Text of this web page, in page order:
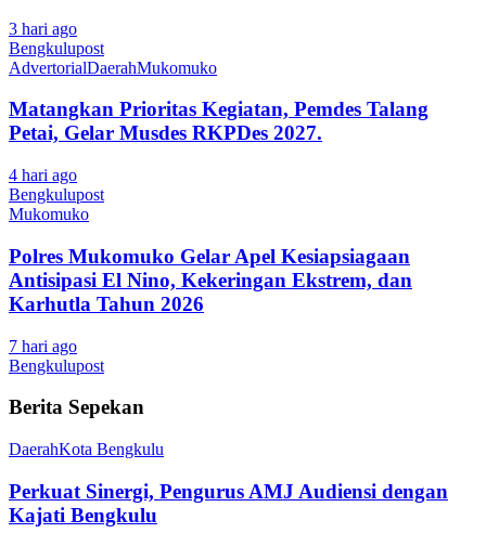
3 hari ago
Bengkulupost
AdvertorialDaerahMukomuko
Matangkan Prioritas Kegiatan, Pemdes Talang
Petai, Gelar Musdes RKPDes 2027.
4 hari ago
Bengkulupost
Mukomuko
Polres Mukomuko Gelar Apel Kesiapsiagaan
Antisipasi El Nino, Kekeringan Ekstrem, dan
Karhutla Tahun 2026
7 hari ago
Bengkulupost
Berita Sepekan
DaerahKota Bengkulu
Perkuat Sinergi, Pengurus AMJ Audiensi dengan
Kajati Bengkulu